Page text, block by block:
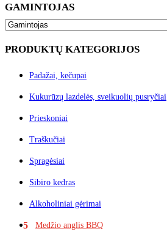
GAMINTOJAS
PRODUKTŲ KATEGORIJOS
Padažai, kečupai
Kukurūzų lazdelės, sveikuolių pusryčiai
Prieskoniai
Traškučiai
Spragėsiai
Sibiro kedras
Alkoholiniai gėrimai
Medžio anglis BBQ